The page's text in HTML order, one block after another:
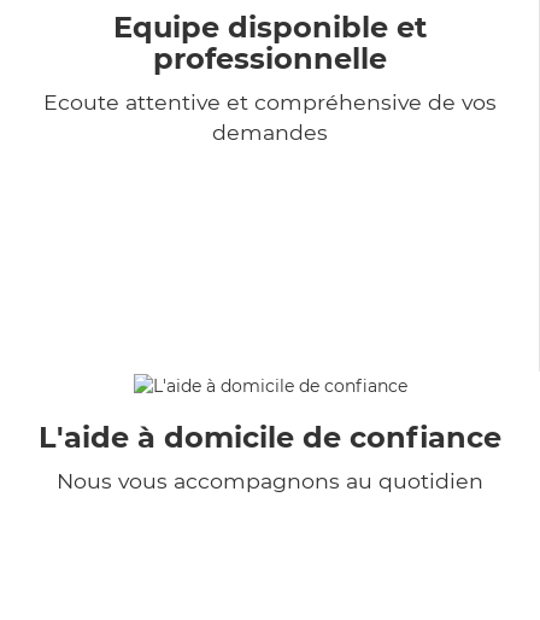
Equipe disponible et
professionnelle
Ecoute attentive et compréhensive de vos
demandes
L'aide à domicile de confiance
Nous vous accompagnons au quotidien